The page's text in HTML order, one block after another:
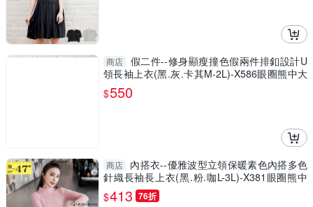
商店
假二件--修身顯瘦撞色假兩件排釦設計U
領長袖上衣(黑.灰.卡其M-2L)-X586眼圈熊中大
尺碼
$550
商店
內搭衣--優雅波型立領保暖素色內搭多色
針織長袖長上衣(黑.粉.咖L-3L)-X381眼圈熊中
大尺碼
$413 76折